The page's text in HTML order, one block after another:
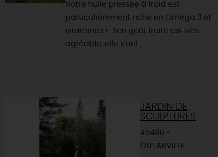
Notre huile pressée à froid est
particulièrement riche en Oméga 3 et
vitamines E. Son goût fruité est très
agréable, elle s'util...
JARDIN DE
SCULPTURES
45480 -
OUTARVILLE